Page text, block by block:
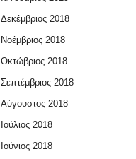
Δεκέμβριος 2018
Νοέμβριος 2018
Οκτώβριος 2018
Σεπτέμβριος 2018
Αύγουστος 2018
Ιούλιος 2018
Ιούνιος 2018